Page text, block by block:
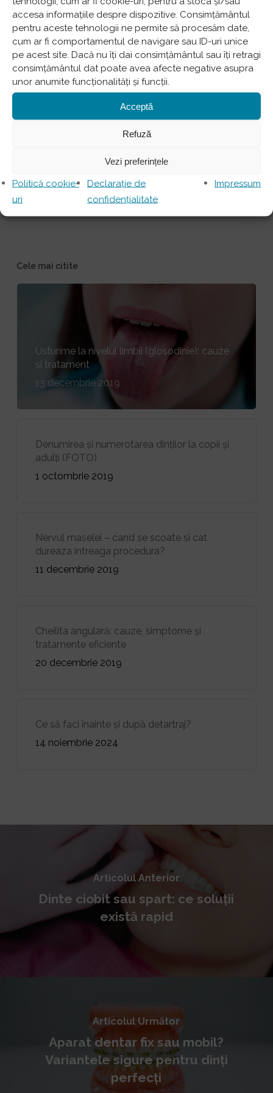
accesa informațiile despre dispozitive. Consimțământul
pentru aceste tehnologii ne permite să procesăm date,
cum ar fi comportamentul de navigare sau ID-uri unice
pe acest site. Dacă nu îți dai consimțământul sau îți retragi
consimțământul dat poate avea afecte negative asupra
unor anumite funcționalități și funcții.
Acceptă
Refuză
Vezi preferințele
Politică cookie-
uri
Declarație de
confidențialitate
Impressum
Categorii
Testimoniale
Articole tratamente stomatologice
Sfaturi medici stomatologi 27
Cele mai citite
Usturime la nivelul limbii (glosodinie): cauze
și tratament
13 decembrie 2019
Denumirea și numerotarea dinților la copii și
adulți (FOTO)
1 octombrie 2019
Nervul maselei – cand se scoate si cat
dureaza intreaga procedura?
11 decembrie 2019
Cheilita angulară: cauze, simptome și
tratamente eficiente
20 decembrie 2019
Ce să faci înainte și după detartraj?
14 noiembrie 2024
Articolul Anterior
Dinte ciobit sau spart: ce soluții
există rapid
Articolul Următor
Aparat dentar fix sau mobil?
Variantele sigure pentru dinți
perfecți